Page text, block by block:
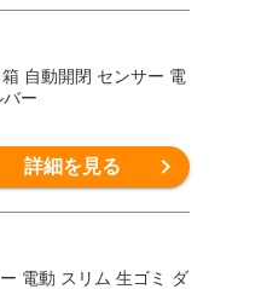
自動開閉 センサー 電
ー
詳細を見る
電動 スリム 生ゴミ ダ